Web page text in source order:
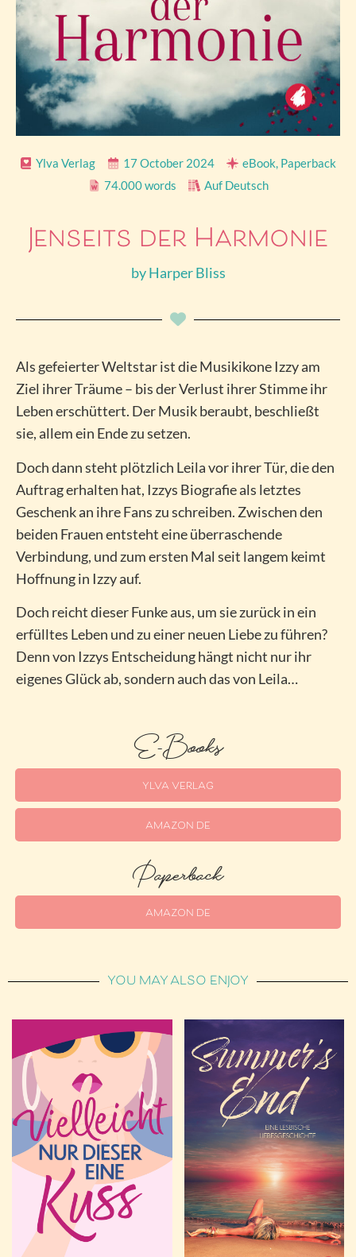
Ylva Verlag 17 October 2024
eBook, Paperback
74.000 words
Auf Deutsch
Jenseits der Harmonie
byHarper Bliss
Als gefeierter Weltstar ist die Musikikone Izzy am
Ziel ihrer Träume – bis der Verlust ihrer Stimme ihr
Leben erschüttert. Der Musik beraubt, beschließt
sie, allem ein Ende zu setzen.
Doch dann steht plötzlich Leila vor ihrer Tür, die den
Auftrag erhalten hat, Izzys Biografie als letztes
Geschenk an ihre Fans zu schreiben. Zwischen den
beiden Frauen entsteht eine überraschende
Verbindung, und zum ersten Mal seit langem keimt
Hoffnung in Izzy auf.
Doch reicht dieser Funke aus, um sie zurück in ein
erfülltes Leben und zu einer neuen Liebe zu führen?
Denn von Izzys Entscheidung hängt nicht nur ihr
eigenes Glück ab, sondern auch das von Leila…
E-Books
YLVA VERLAG
AMAZON DE
Paperback
AMAZON DE
YOU MAY ALSO ENJOY